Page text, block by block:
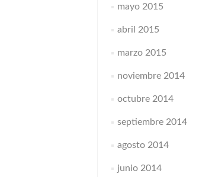
mayo 2015
abril 2015
marzo 2015
noviembre 2014
octubre 2014
septiembre 2014
agosto 2014
junio 2014